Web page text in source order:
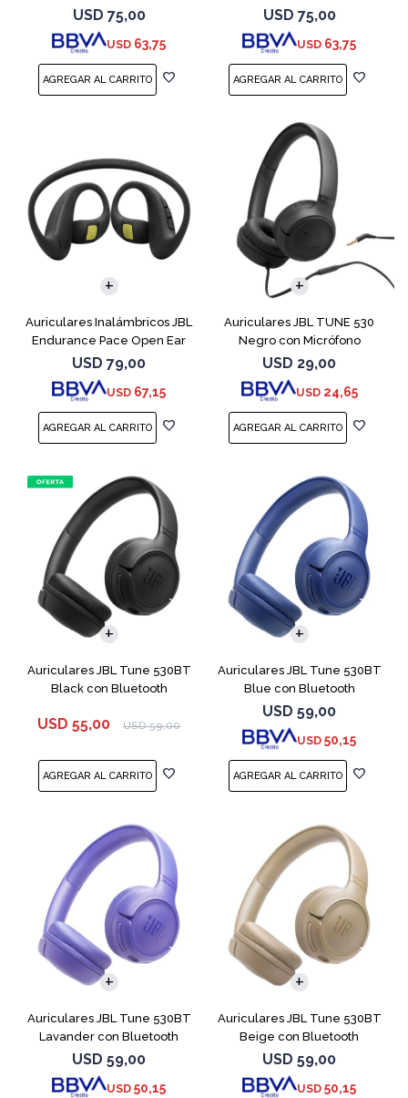
USD 75,00
USD 63,75
USD 75,00
USD 63,75
Auriculares Inalámbricos JBL
Endurance Pace Open Ear
Negro
USD 79,00
USD 67,15
Auriculares JBL TUNE 530
Negro con Micrófono
USD 29,00
USD 24,65
Auriculares JBL Tune 530BT
Black con Bluetooth
USD 55,00 USD 59,00
Auriculares JBL Tune 530BT
Blue con Bluetooth
USD 59,00
USD 50,15
Auriculares JBL Tune 530BT
Lavander con Bluetooth
USD 59,00
USD 50,15
Auriculares JBL Tune 530BT
Beige con Bluetooth
USD 59,00
USD 50,15